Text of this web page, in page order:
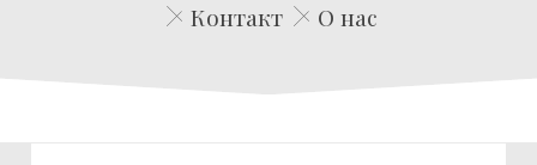
Контакт
О нас